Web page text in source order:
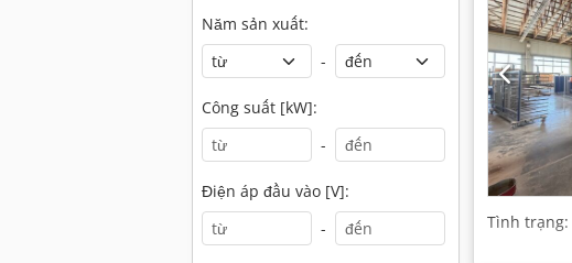
Năm sản xuất:
-
Công suất [kW]:
-
Điện áp đầu vào [V]:
-
Tình trạng: